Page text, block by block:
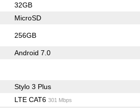
32GB
MicroSD
256GB
Android 7.0
Stylo 3 Plus
LTE CAT6 301 Mbps